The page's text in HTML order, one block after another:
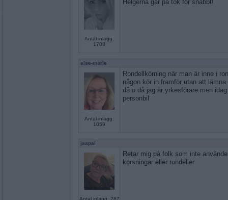
Antal inlägg:
1708
Helgerna går på tok för snabbt!
else-marie
Antal inlägg:
1059
Rondellkörning när man är inne i
någon kör in framför utan att
då o då jag är yrkesförare men
personbil
jaapal
Retar mig på folk som inte
korsningar eller rondeller